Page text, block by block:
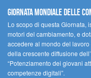
Giornata Mondiale delle
Lo scopo di questa Giornata,
motori del cambiamento, e
accedere al mondo del
della crescente diffusione
“Potenziamento dei giovani
competenze digitali”.